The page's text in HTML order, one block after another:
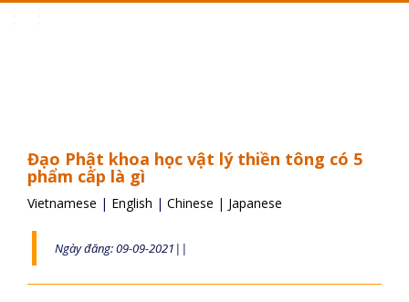
Đạo Phật khoa học vật lý thiền tông có 5
phẩm cấp là gì
Vietnamese | English | Chinese | Japanese
Ngày đăng: 09-09-2021||